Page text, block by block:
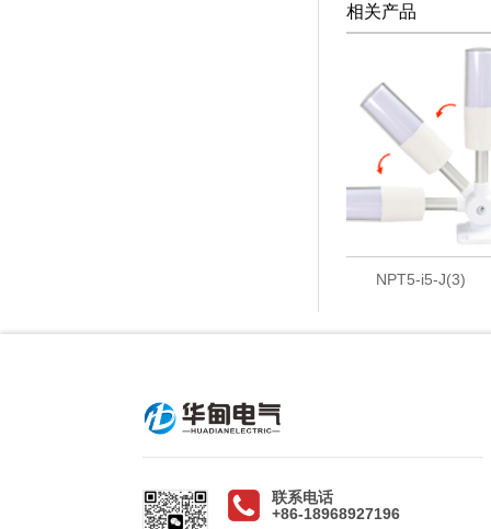
相关产品
NPT5-i5-J(3)
联系电话
+86-18968927196